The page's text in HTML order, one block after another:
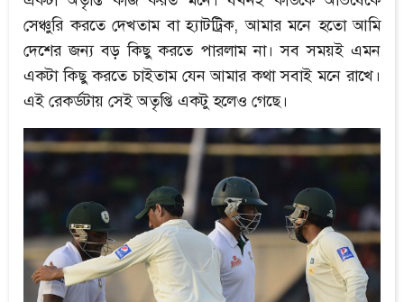
সেঞ্চুরি করতে দেখতাম বা হ্যাটট্রিক, আমার মনে হতো আমি
দেশের জন্য বড় কিছু করতে পারলাম না। সব সময়ই এমন
একটা কিছু করতে চাইতাম যেন আমার কথা সবাই মনে রাখে।
এই রেকর্ডটায় সেই অতৃপ্তি একটু হলেও গেছে।